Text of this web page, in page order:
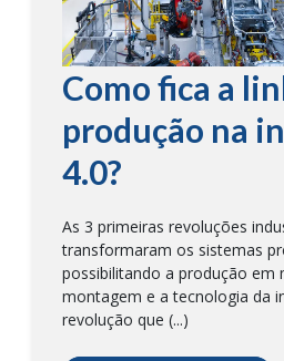
Como fica a
produção na
4.0?
As 3 primeiras revoluções
transformaram os sistemas
possibilitando a produção em
montagem e a tecnologia da
revolução que (...)